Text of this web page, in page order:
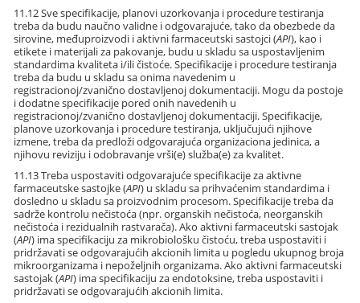
11.12 Sve specifikacije, planovi uzorkovanja i procedure testiranja
treba da budu naučno validne i odgovarajuće, tako da obezbede da
sirovine, međuproizvodi i aktivni farmaceutski sastojci (API), kao i
etikete i materijali za pakovanje, budu u skladu sa uspostavljenim
standardima kvaliteta i/ili čistoće. Specifikacije i procedure testiranja
treba da budu u skladu sa onima navedenim u
registracionoj/zvanično dostavljenoj dokumentaciji. Mogu da postoje
i dodatne specifikacije pored onih navedenih u
registracionoj/zvanično dostavljenoj dokumentaciji. Specifikacije,
planove uzorkovanja i procedure testiranja, uključujući njihove
izmene, treba da predloži odgovarajuća organizaciona jedinica, a
njihovu reviziju i odobravanje vrši(e) služba(e) za kvalitet.
11.13 Treba uspostaviti odgovarajuće specifikacije za aktivne
farmaceutske sastojke (API) u skladu sa prihvaćenim standardima i
dosledno u skladu sa proizvodnim procesom. Specifikacije treba da
sadrže kontrolu nečistoća (npr. organskih nečistoća, neorganskih
nečistoća i rezidualnih rastvarača). Ako aktivni farmaceutski sastojak
(API) ima specifikaciju za mikrobiološku čistoću, treba uspostaviti i
pridržavati se odgovarajućih akcionih limita u pogledu ukupnog broja
mikroorganizama i nepoželjnih organizama. Ako aktivni farmaceutski
sastojak (API) ima specifikaciju za endotoksine, treba uspostaviti i
pridržavati se odgovarajućih akcionih limita.